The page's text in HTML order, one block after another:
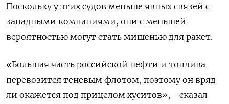
Поскольку у этих судов меньше явных связей с
западными компаниями, они с меньшей
вероятностью могут стать мишенью для ракет.
«Большая часть российской нефти и топлива
перевозится теневым флотом, поэтому он вряд
ли окажется под прицелом хуситов», - сказал